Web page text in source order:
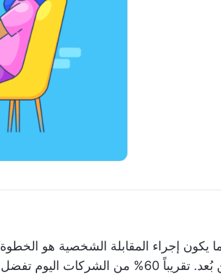
إجراء المقابلة الشخصية هو الخطوة
تقريباً 60%
من الشركات اليوم تفضل